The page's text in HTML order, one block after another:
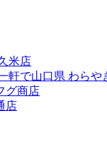
米店
軒で山口県 わらや
グ商店
店